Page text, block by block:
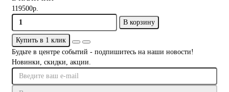
119500р.
В корзину
Купить в 1 клик
Будьте в центре событий - подпишитесь на наши новости!
Новинки, скидки, акции.